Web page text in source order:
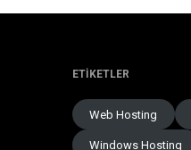
ETIKETLER
Web Hosting
Windows Hosting